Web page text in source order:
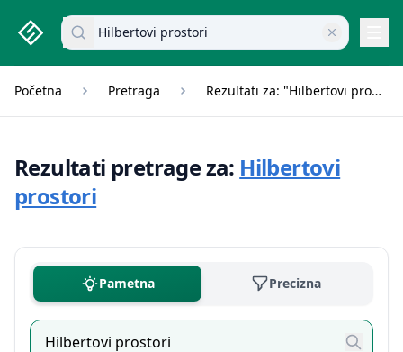
studenti.rs home page
Pretraži dokumente
Početna Pretraga Rezultati za: "Hilbertovi prostori"
Rezultati pretrage za: Hilbertovi
prostori
Pametna Precizna